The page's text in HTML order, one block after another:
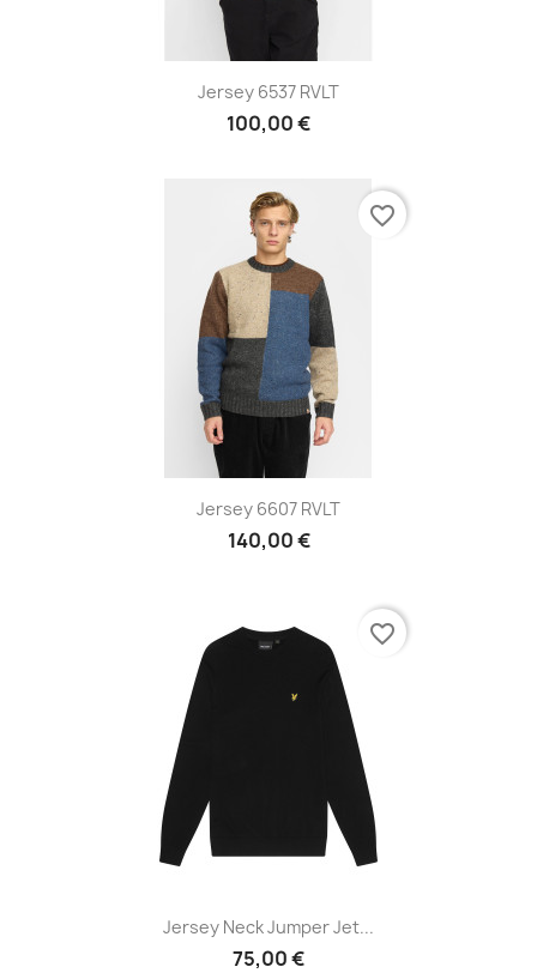
Jersey 6537 RVLT
100,00 €
Jersey 6607 RVLT
140,00 €
favorite_border
Jersey Neck Jumper Jet...
75,00 €
favorite_border